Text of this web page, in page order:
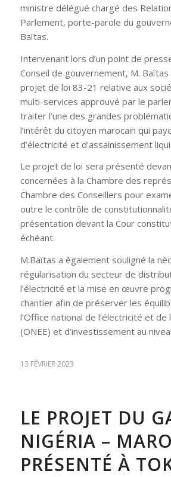
ministre délégué chargé des
Parlement, porte-parole du
Baïtas.
Intervenant lors d’un point de
Conseil de gouvernement, M.
projet de loi 83-21 relative aux
multi-services approuvé par le
traiter l’une des grandes
l’intérêt du citoyen marocain qui
d’électricité et d’assainissement
Le projet de loi sera présenté
concernées à la Chambre des
Chambre des Conseillers pour
outre le contrôle de
présentation devant la Cour
échéant.
M.Baïtas a également souligné la
régularisation du secteur de
l’électricité et la mise en œuvre
chantier afin de préserver les
l’Office national de l’électricité et de
(ONEE) et d’investissement au
13 FÉVRIER 2023
LE PROJET DU
NIGÉRIA –
PRÉSENTÉ À